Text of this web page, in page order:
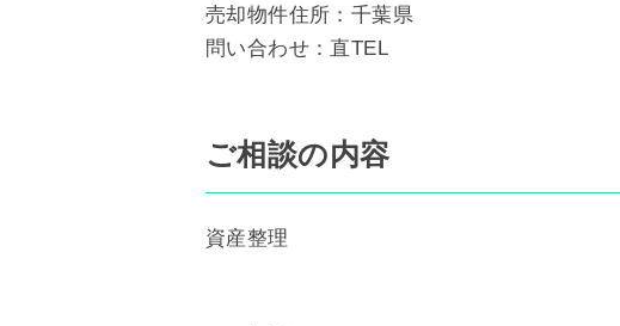
売却物件住所：千葉県
問い合わせ：直TEL
ご相談の内容
資産整理